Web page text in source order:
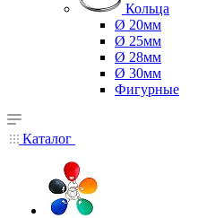
Кольца
Ø 20мм
Ø 25мм
Ø 28мм
Ø 30мм
Фигурные
Каталог